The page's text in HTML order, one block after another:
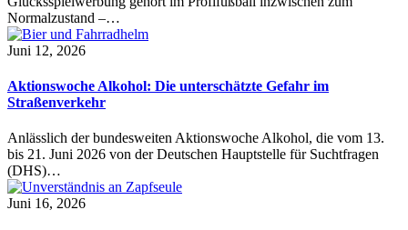
Normalzustand –…
Juni 12, 2026
Aktionswoche Alkohol: Die unterschätzte Gefahr im
Straßenverkehr
Anlässlich der bundesweiten Aktionswoche Alkohol, die vom 13.
bis 21. Juni 2026 von der Deutschen Hauptstelle für Suchtfragen
(DHS)…
Juni 16, 2026